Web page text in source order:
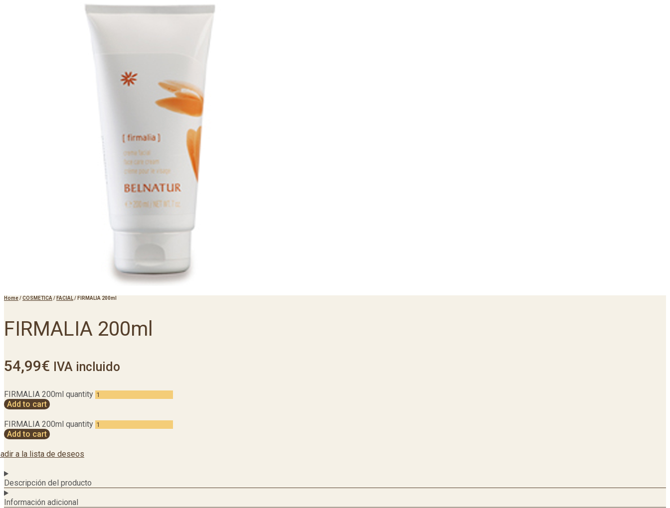
Home/COSMETICA / FACIAL/ FIRMALIA 200ml
FIRMALIA 200ml
54,99€ IVA incluido
FIRMALIA 200ml quantity
Add to cart
FIRMALIA 200ml quantity
Add to cart
a la lista de deseos
Descripción del producto
Información adicional